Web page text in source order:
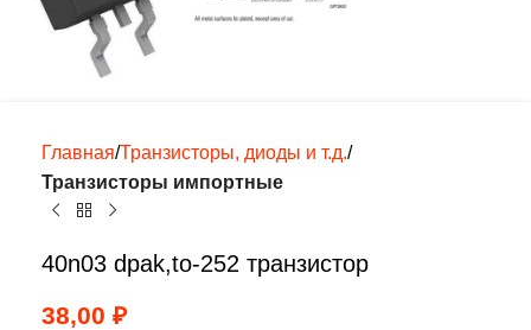
Главная Транзисторы, диоды и т.д.
Транзисторы импортные
40n03 dpak,to-252 транзистор
38,00 ₽